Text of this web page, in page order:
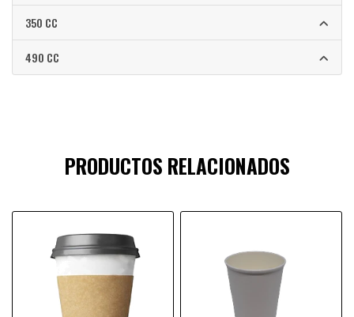
350 CC
490 CC
PRODUCTOS RELACIONADOS